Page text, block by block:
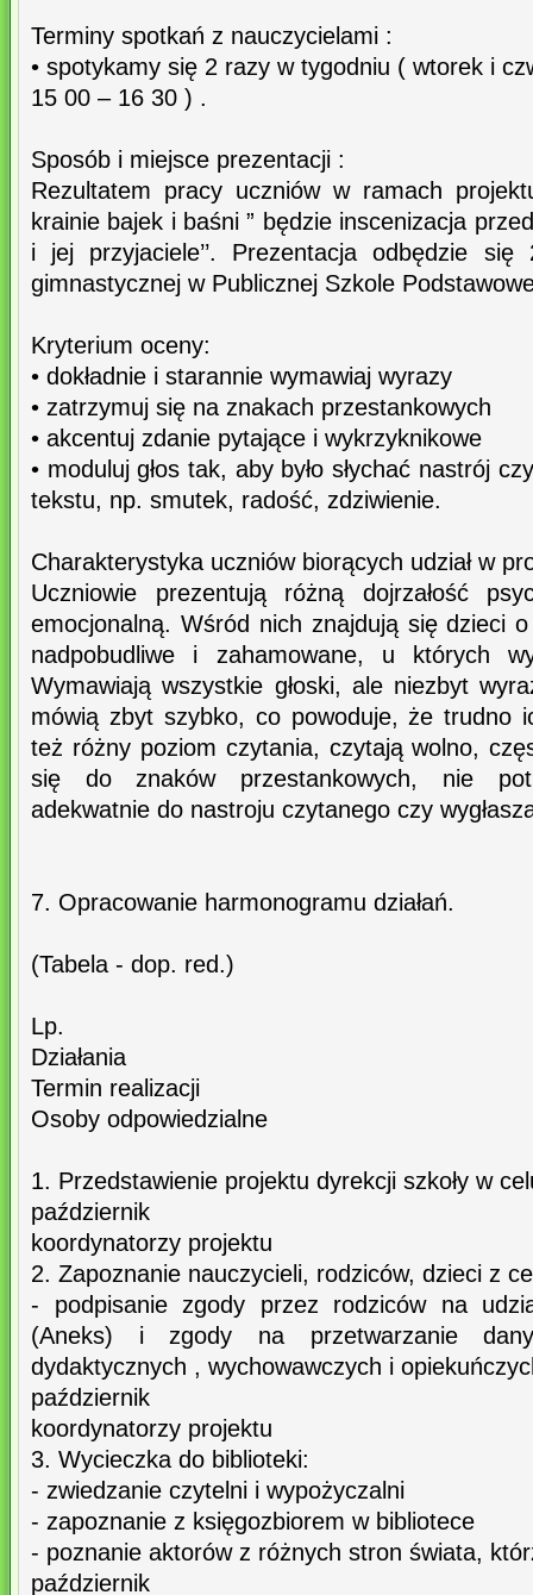
Terminy spotkań z nauczycielami :
• spotykamy się 2 razy w tygodniu ( wtorek i
15 00 – 16 30 ) .
Sposób i miejsce prezentacji :
Rezultatem pracy uczniów w ramach
krainie bajek i baśni ” będzie inscenizacja
i jej przyjaciele’’. Prezentacja odbędzie
gimnastycznej w Publicznej Szkole
Kryterium oceny:
• dokładnie i starannie wymawiaj wyrazy
• zatrzymuj się na znakach przestankowych
• akcentuj zdanie pytające i wykrzyknikowe
• moduluj głos tak, aby było słychać nastrój
tekstu, np. smutek, radość, zdziwienie.
Charakterystyka uczniów biorących udział w
Uczniowie prezentują różną dojrzałość
emocjonalną. Wśród nich znajdują się dzieci
nadpobudliwe i zahamowane, u których
Wymawiają wszystkie głoski, ale niezbyt
mówią zbyt szybko, co powoduje, że trudno
też różny poziom czytania, czytają wolno,
się do znaków przestankowych, nie
adekwatnie do nastroju czytanego czy
7. Opracowanie harmonogramu działań.
(Tabela - dop. red.)
Lp.
Działania
Termin realizacji
Osoby odpowiedzialne
1. Przedstawienie projektu dyrekcji szkoły w
październik
koordynatorzy projektu
2. Zapoznanie nauczycieli, rodziców, dzieci z
- podpisanie zgody przez rodziców na
(Aneks) i zgody na przetwarzanie
dydaktycznych , wychowawczych i
październik
koordynatorzy projektu
3. Wycieczka do biblioteki:
- zwiedzanie czytelni i wypożyczalni
- zapoznanie z księgozbiorem w bibliotece
- poznanie aktorów z różnych stron świata,
październik